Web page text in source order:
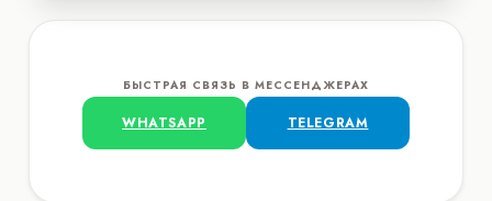
БЫСТРАЯ СВЯЗЬ В МЕССЕНДЖЕРАХ
WHATSAPP TELEGRAM